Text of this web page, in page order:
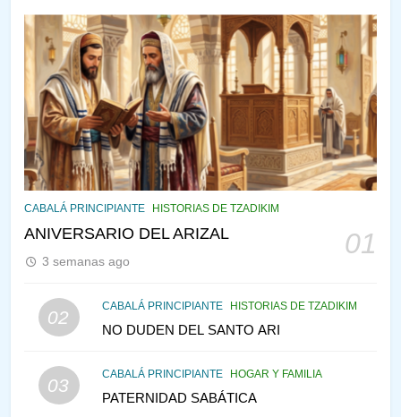
CABALÁ PRINCIPIANTE HISTORIAS DE TZADIKIM
ANIVERSARIO DEL ARIZAL 01
3 semanas ago
02
CABALÁ PRINCIPIANTE HISTORIAS DE TZADIKIM
NO DUDEN DEL SANTO ARI
03
CABALÁ PRINCIPIANTE HOGAR Y FAMILIA
PATERNIDAD SABÁTICA
143
¿QUIÉN ES SABIO? EL QUE
VE LO QUE VA A NACER
PENSAMIENTO JUDÍO PIRKEI AVOT
144
CABALÁ Y JASIDUT: EL
CONSEJO DE LOS PADRES
145